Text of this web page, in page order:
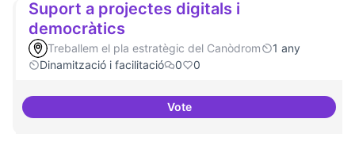
Suport a projectes digitals i
democràtics
Treballem el pla estratègic del Canòdrom
1 any
Dinamització i facilitació
0 0
VoteSuport a projectes digitals i